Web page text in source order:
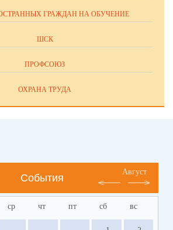
ГРАЖДАН НА ОБУЧЕНИЕ
ШСК
ПРОФСОЮЗ
ОХРАНА ТРУДА
События
Август
ср чт пт сб вс